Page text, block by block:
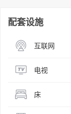
配套设施
互联网
电视
床